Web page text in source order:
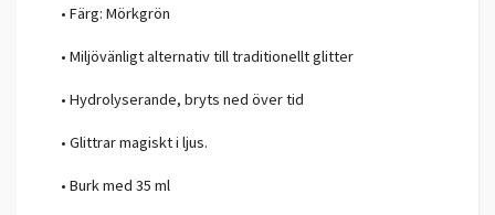
• Färg: Mörkgrön
• Miljövänligt alternativ till traditionellt glitter
• Hydrolyserande, bryts ned över tid
• Glittrar magiskt i ljus.
• Burk med 35 ml